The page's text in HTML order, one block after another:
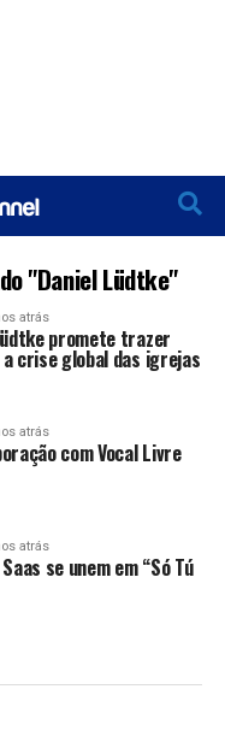
"Daniel Lüdtke"
atrás
promete trazer
crise global das igrejas
atrás
com Vocal Livre
atrás
se unem em “Só Tú